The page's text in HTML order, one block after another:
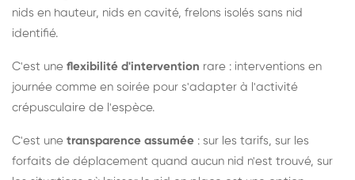
nids en hauteur, nids en cavité, frelons isolés sans nid
identifié.
C'est une flexibilité d'intervention rare : interventions en
journée comme en soirée pour s'adapter à l'activité
crépusculaire de l'espèce.
C'est une transparence assumée : sur les tarifs, sur les
forfaits de déplacement quand aucun nid n'est trouvé, sur